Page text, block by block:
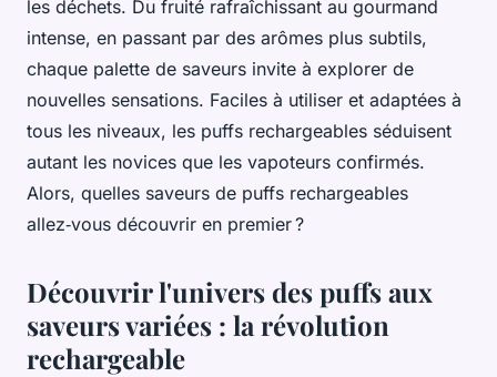
les déchets. Du fruité rafraîchissant au gourmand
intense, en passant par des arômes plus subtils,
chaque palette de saveurs invite à explorer de
nouvelles sensations. Faciles à utiliser et adaptées à
tous les niveaux, les puffs rechargeables séduisent
autant les novices que les vapoteurs confirmés.
Alors, quelles saveurs de puffs rechargeables
allez‑vous découvrir en premier ?
Découvrir l'univers des puffs aux
saveurs variées : la révolution
rechargeable